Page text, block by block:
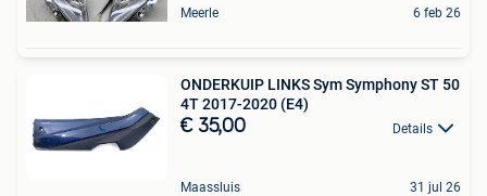
Meerle 6 feb 26
ONDERKUIP LINKS Sym Symphony ST 50
4T 2017-2020 (E4)
€ 35,00 Details
Maassluis 31 jul 26